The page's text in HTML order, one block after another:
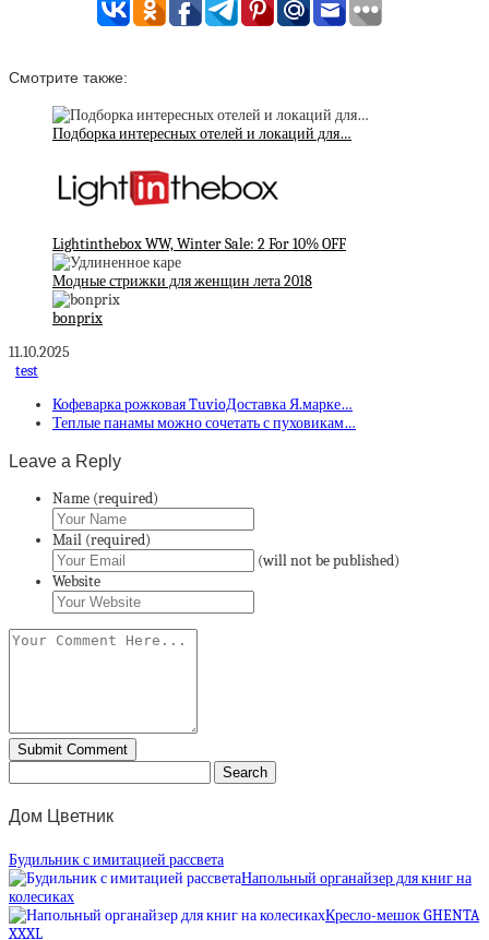
Смотрите также:
Подборка интересных отелей и локаций для…
Lightinthebox WW, Winter Sale: 2 For 10% OFF
Модные стрижки для женщин лета 2018
bonprix
11.10.2025
test
Кофеварка рожковая TuvioДоставка Я.марке…
Теплые панамы можно сочетать с пуховикам…
Leave a Reply
Name (required)
Mail (required)
(will not be published)
Website
Дом Цветник
Будильник с имитацией рассвета
Напольный органайзер для книг на
колесиках
Кресло-мешок GHENTA
XXXL